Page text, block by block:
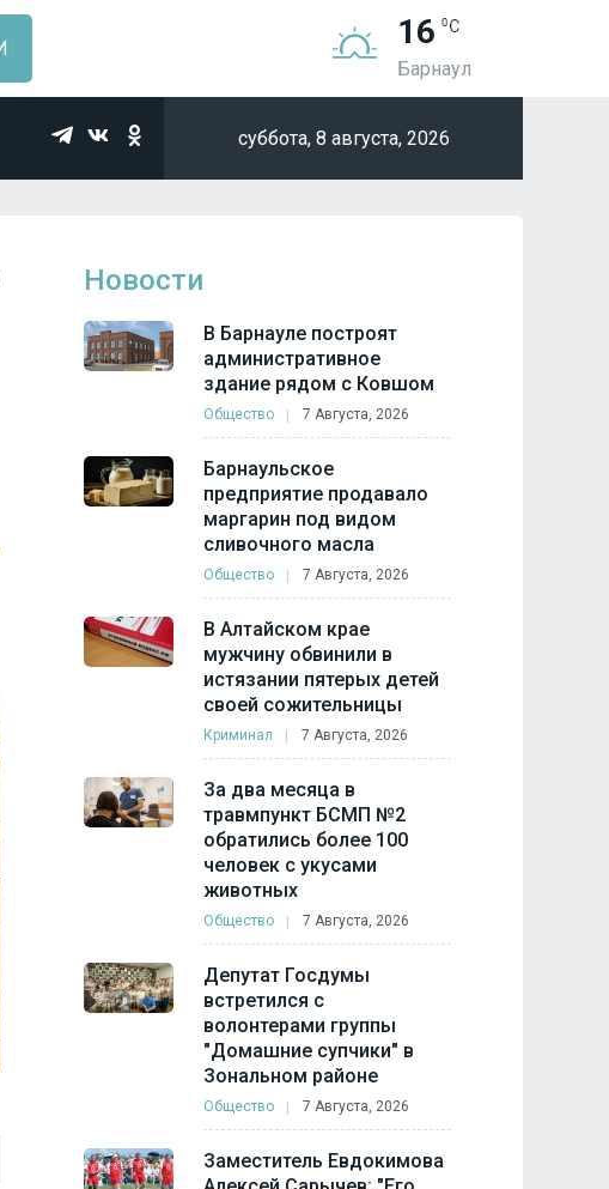
16
Барнаул
суббота, 8 августа, 2026
Новости
В Барнауле построят
административное
здание рядом с Ковшом
Общество 7 Августа, 2026
Барнаульское
предприятие продавало
маргарин под видом
сливочного масла
Общество 7 Августа, 2026
В Алтайском крае
мужчину обвинили в
истязании пятерых детей
своей сожительницы
Криминал 7 Августа, 2026
За два месяца в
травмпункт БСМП №2
обратились более 100
человек с укусами
животных
Общество 7 Августа, 2026
Депутат Госдумы
встретился с
волонтерами группы
"Домашние супчики" в
Зональном районе
Общество 7 Августа, 2026
Заместитель Евдокимова